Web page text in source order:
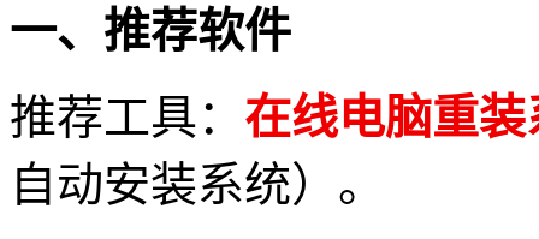
一、推荐软件
推荐工具： 在线电脑重
自动安装系统）。